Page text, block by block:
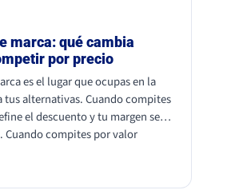
marca: qué cambia
por precio
es el lugar que ocupas en la
alternativas. Cuando compites
el descuento y tu margen se
Cuando compites por valor
como significativamente
pague hasta un 38% más.